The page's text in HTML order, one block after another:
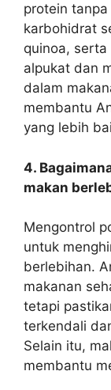
protein
karbohidrat
quinoa,
alpukat dan
dalam
membantu
yang lebih
4.
makan
Mengontrol
untuk
berlebihan.
makanan
tetapi
terkendali
Selain itu,
membantu